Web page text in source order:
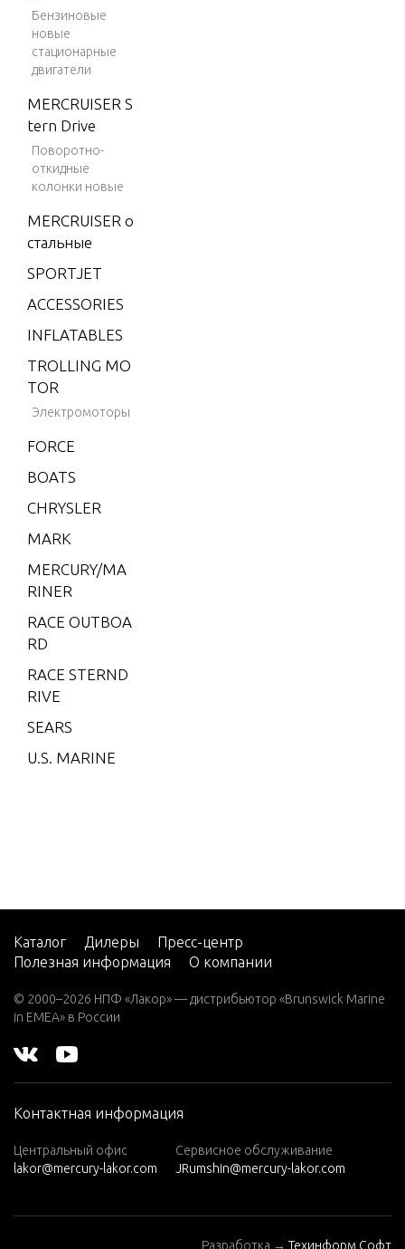
Бензиновые
новые
стационарные
двигатели
MERCRUISER S
tern Drive
Поворотно-
откидные
колонки новые
MERCRUISER о
стальные
SPORTJET
ACCESSORIES
INFLATABLES
TROLLING MO
TOR
Электромоторы
FORCE
BOATS
CHRYSLER
MARK
MERCURY/MA
RINER
RACE OUTBOA
RD
RACE STERND
RIVE
SEARS
U.S. MARINE
W-55
W15
W15
(M)
W25
(ML)
Каталог Дилеры
Пресс-центр
Полезная информация
О компании
© 2000–2026 НПФ «Лакор» — дистрибьютор «Brunswick Marine
in EMEA» в России
Контактная информация
Центральный офис
lakor@mercury-lakor.com
Сервисное обслуживание
JRumshin@mercury-lakor.com
Разработка → Техинформ Софт